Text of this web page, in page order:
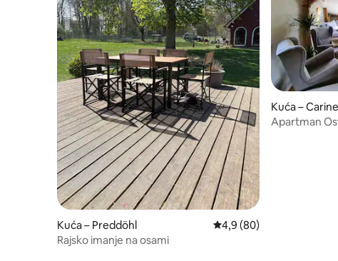
Kuća – Preddöhl Prosječna ocjena: 4,9/5,
4,9 (80)
Rajsko imanje na osami
Kuća –
Apartman